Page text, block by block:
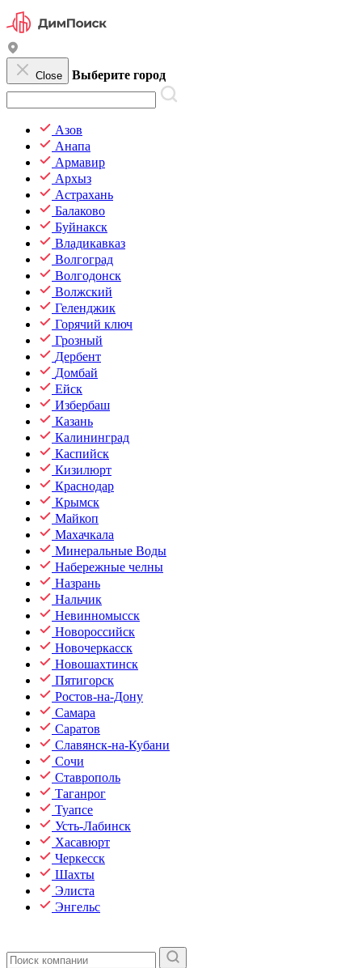
Close Выберите город
Азов
Анапа
Армавир
Архыз
Астрахань
Балаково
Буйнакск
Владикавказ
Волгоград
Волгодонск
Волжский
Геленджик
Горячий ключ
Грозный
Дербент
Домбай
Ейск
Избербаш
Казань
Калининград
Каспийск
Кизилюрт
Краснодар
Крымск
Майкоп
Махачкала
Минеральные Воды
Набережные челны
Назрань
Нальчик
Невинномысск
Новороссийск
Новочеркасск
Новошахтинск
Пятигорск
Ростов-на-Дону
Самара
Саратов
Славянск-на-Кубани
Сочи
Ставрополь
Таганрог
Туапсе
Усть-Лабинск
Хасавюрт
Черкесск
Шахты
Элиста
Энгельс